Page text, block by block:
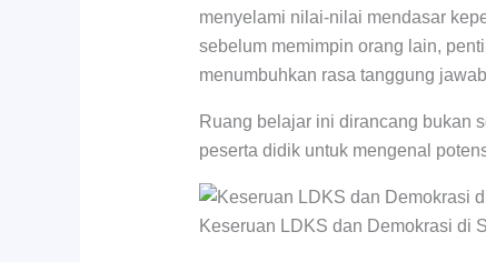
menyelami nilai-nilai mendasar
sebelum memimpin orang lain,
menumbuhkan rasa tanggung
Ruang belajar ini dirancang bukan
peserta didik untuk mengenal
Keseruan LDKS dan Demokrasi di